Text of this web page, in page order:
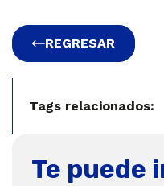
REGRESAR
Tags relacionados:
Te puede